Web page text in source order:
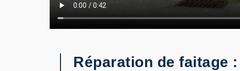
Réparation de faitage